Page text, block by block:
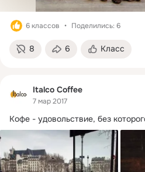
6 классов Поделились: 6
8 6 Класс
Italco Coffee
7 мар 2017
Кофе - удовольствие, без